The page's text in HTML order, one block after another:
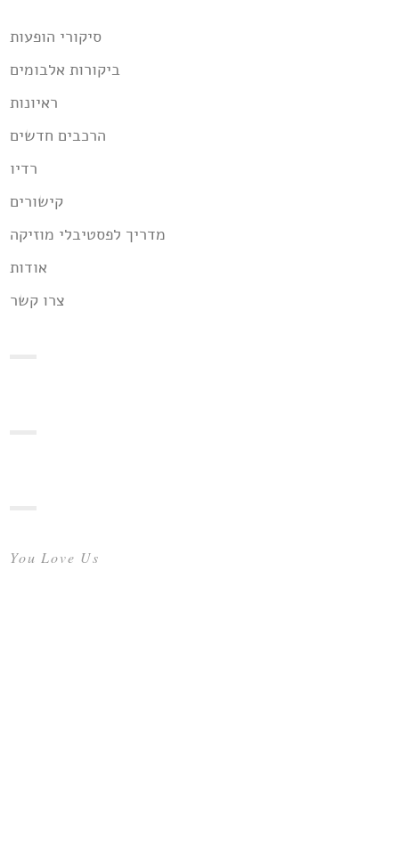
סיקורי הופעות
ביקורות אלבומים
ראיונות
הרכבים חדשים
רדיו
קישורים
מדריך לפסטיבלי מוזיקה
אודות
צרו קשר
You Love Us